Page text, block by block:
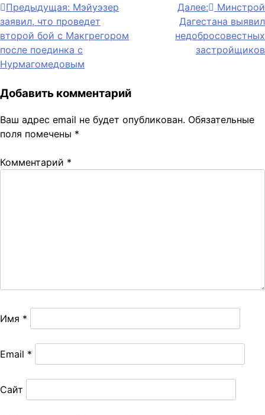
Навигация
по
записям
Предыдущая: Мэйуэзер
заявил, что проведет
второй бой с Макгрегором
после поединка с
Нурмагомедовым
Далее:
Минстрой
Дагестана выявил
недобросовестных
застройщиков
Добавить комментарий
Ваш адрес email не будет опубликован. Обязательные
поля помечены *
Комментарий *
Имя *
Email *
Сайт